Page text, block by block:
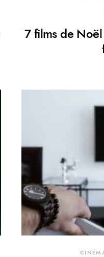
7 films de